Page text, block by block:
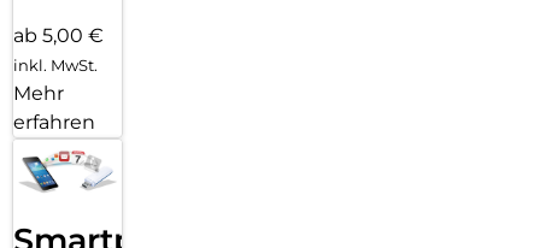
ab 5,00 €
inkl. MwSt.
Mehr
erfahren
Smartphone